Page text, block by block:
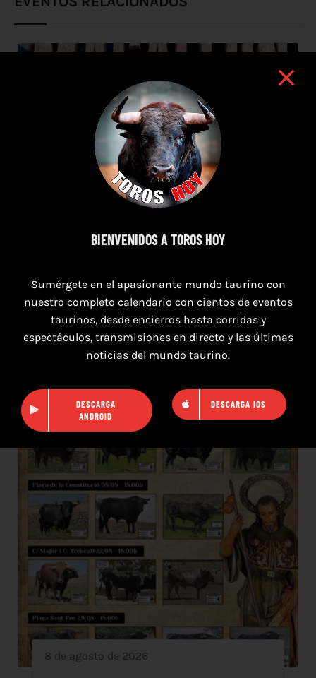
8 de agosto de 2026
TOROS MAGALLON 8 AGOSTO 2026
8 de agosto de 2026
BIENVENIDOS A TOROS HOY
Sumérgete en el apasionante mundo taurino con
nuestro completo calendario con cientos de eventos
taurinos, desde encierros hasta corridas y
espectáculos, transmisiones en directo y las últimas
noticias del mundo taurino.
DESCARGA
ANDROID
DESCARGA IOS